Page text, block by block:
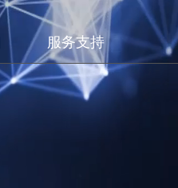
服务支持